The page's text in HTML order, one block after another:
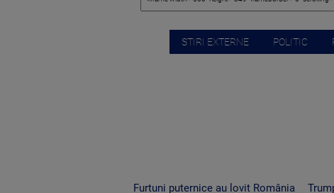
STIRI EXTERNE POLITIC
Furtuni puternice au lovit România